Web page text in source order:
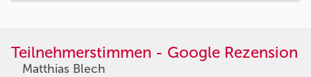
Teilnehmerstimmen - Google Rezension
Matthias Blech